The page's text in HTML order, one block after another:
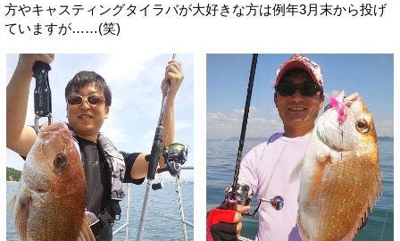
方やキャスティングタイラバが大好きな方は例年3月末から投げ
ていますが……(笑)